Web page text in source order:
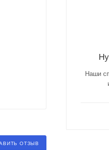
ОТЗЫВ
Наши